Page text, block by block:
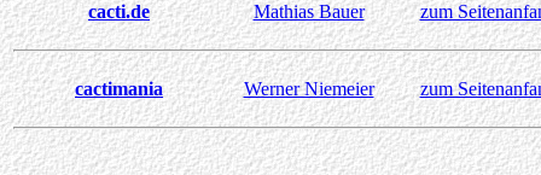
cacti.de Mathias Bauer zum
cactimania Werner Niemeier zum